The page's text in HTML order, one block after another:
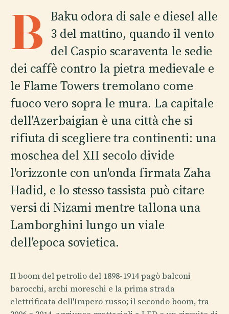
B Baku odora di sale e diesel alle
3 del mattino, quando il vento
del Caspio scaraventa le sedie
dei caffè contro la pietra medievale e
le Flame Towers tremolano come
fuoco vero sopra le mura. La capitale
dell'Azerbaigian è una città che si
rifiuta di scegliere tra continenti: una
moschea del XII secolo divide
l'orizzonte con un'onda firmata Zaha
Hadid, e lo stesso tassista può citare
versi di Nizami mentre tallona una
Lamborghini lungo un viale
dell'epoca sovietica.
Il boom del petrolio del 1898-1914 pagò balconi
barocchi, archi moreschi e la prima strada
elettrificata dell'Impero russo; il secondo boom, tra